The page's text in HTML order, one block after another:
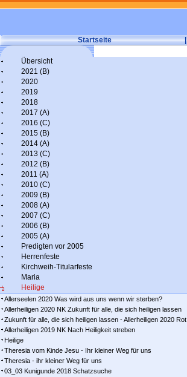
Startseite |
Übersicht
2021 (B)
2020
2019
2018
2017 (A)
2016 (C)
2015 (B)
2014 (A)
2013 (C)
2012 (B)
2011 (A)
2010 (C)
2009 (B)
2008 (A)
2007 (C)
2006 (B)
2005 (A)
Predigten vor 2005
Herrenfeste
Kirchweih-Titularfeste
Maria
Heilige
Allerseelen 2020 Was wird aus uns wenn wir sterben?
Allerheiligen 2020 NK Zukunft für alle, die sich heiligen lassen
Zukunft für alle, die sich heiligen lassen - Allerheiligen 2020 Rot
Allerheiligen 2019 NK Nach Heiligkeit streben
Heilige
Theresia vom Kinde Jesu - Ihr kleiner Weg für uns
Theresia - ihr kleiner Weg für uns
03_03 Kunigunde 2018 Schatzsuche